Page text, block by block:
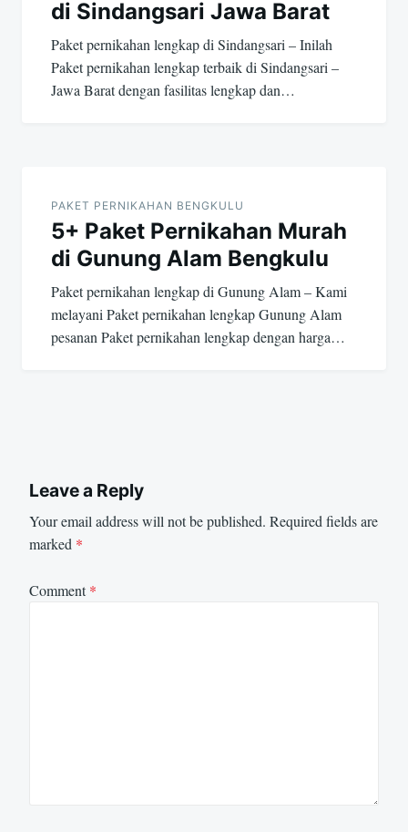
di Sindangsari Jawa Barat
Paket pernikahan lengkap di Sindangsari – Inilah
Paket pernikahan lengkap terbaik di Sindangsari –
Jawa Barat dengan fasilitas lengkap dan…
PAKET PERNIKAHAN BENGKULU
5+ Paket Pernikahan Murah
di Gunung Alam Bengkulu
Paket pernikahan lengkap di Gunung Alam – Kami
melayani Paket pernikahan lengkap Gunung Alam
pesanan Paket pernikahan lengkap dengan harga…
Leave a Reply
Your email address will not be published. Required fields are
marked *
Comment*